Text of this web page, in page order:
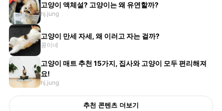
고양이 액체설? 고양이는 왜 유연할까?
hj.jung
고양이 만세 자세, 왜 이러고 자는 걸까?
콩이네
고양이 매트 추천 15가지, 집사와 고양이 모두 편리해져
요!
hj.jung
추천 콘텐츠 더보기